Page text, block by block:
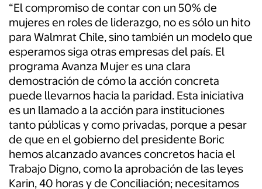
“El compromiso de contar con un 50% de
mujeres en roles de liderazgo, no es sólo un hito
para Walmrat Chile, sino también un modelo que
esperamos siga otras empresas del país. El
programa Avanza Mujer es una clara
demostración de cómo la acción concreta
puede llevarnos hacia la paridad. Esta iniciativa
es un llamado a la acción para instituciones
tanto públicas y como privadas, porque a pesar
de que en el gobierno del presidente Boric
hemos alcanzado avances concretos hacia el
Trabajo Digno, como la aprobación de las leyes
Karin, 40 horas y de Conciliación; necesitamos